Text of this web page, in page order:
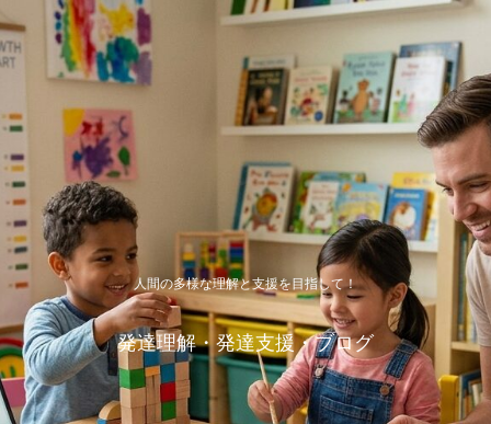
人間の多様な理解と支援を目指して！
発達理解・発達支援・ブログ